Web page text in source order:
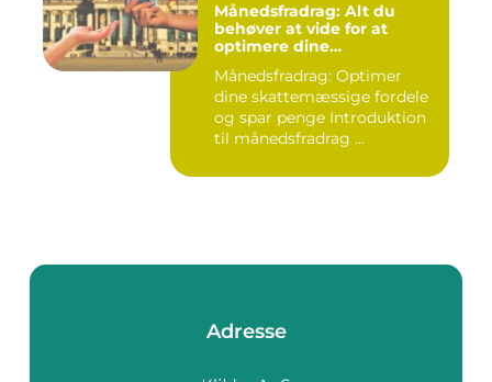
Månedsfradrag: Alt du
behøver at vide for at
optimere dine
Månedsfradrag: Optimer
dine skattemæssige fordele
og spar penge Introduktion
til månedsfradrag ...
Adresse